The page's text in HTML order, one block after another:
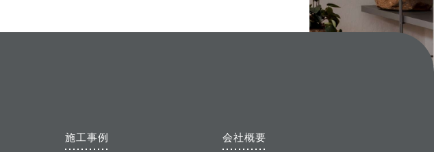
施工事例 会社概要